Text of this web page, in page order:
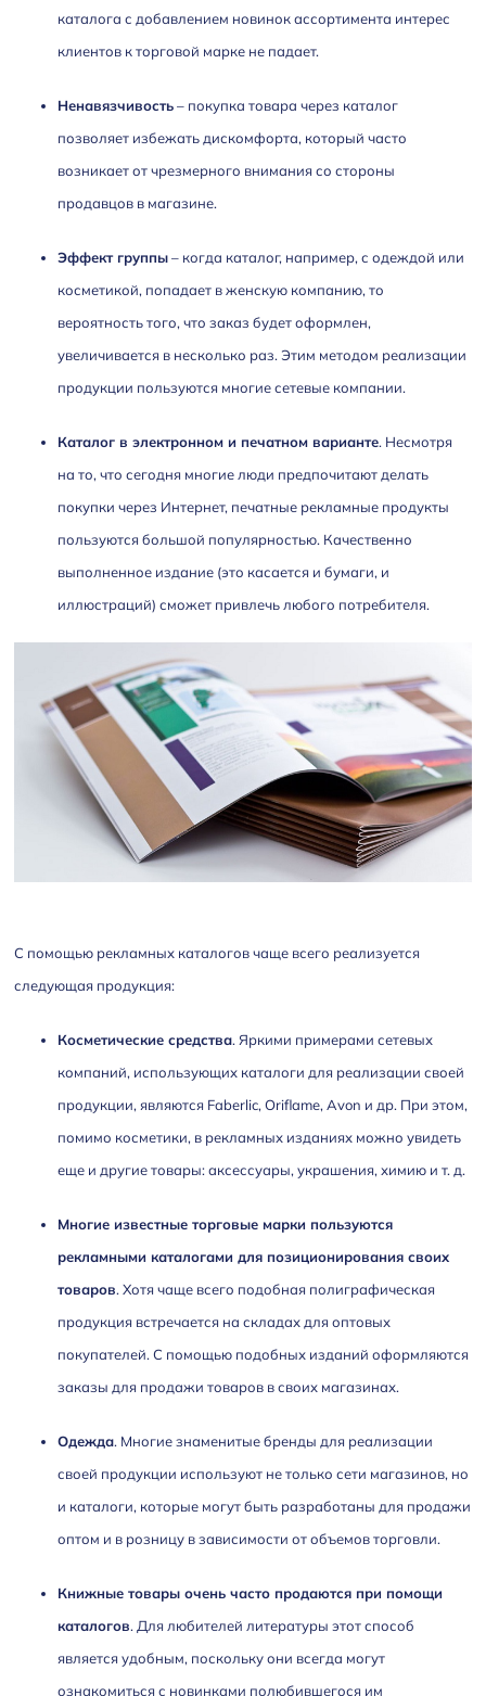
каталога с добавлением новинок ассортимента интерес
клиентов к торговой марке не падает.
Ненавязчивость– покупка товара через каталог
позволяет избежать дискомфорта, который часто
возникает от чрезмерного внимания со стороны
продавцов в магазине.
Эффект группы– когда каталог, например, с одеждой или
косметикой, попадает в женскую компанию, то
вероятность того, что заказ будет оформлен,
увеличивается в несколько раз. Этим методом реализации
продукции пользуются многие сетевые компании.
Каталог в электронном и печатном варианте. Несмотря
на то, что сегодня многие люди предпочитают делать
покупки через Интернет, печатные рекламные продукты
пользуются большой популярностью. Качественно
выполненное издание (это касается и бумаги, и
иллюстраций) сможет привлечь любого потребителя.
С помощью рекламных каталогов чаще всего реализуется
следующая продукция:
Косметические средства. Яркими примерами сетевых
компаний, использующих каталоги для реализации своей
продукции, являются Faberlic, Oriflame, Avon и др. При этом,
помимо косметики, в рекламных изданиях можно увидеть
еще и другие товары: аксессуары, украшения, химию и т. д.
Многие известные торговые марки пользуются
рекламными каталогами для позиционирования своих
товаров. Хотя чаще всего подобная полиграфическая
продукция встречается на складах для оптовых
покупателей. С помощью подобных изданий оформляются
заказы для продажи товаров в своих магазинах.
Одежда. Многие знаменитые бренды для реализации
своей продукции используют не только сети магазинов, но
и каталоги, которые могут быть разработаны для продажи
оптом и в розницу в зависимости от объемов торговли.
Книжные товары очень часто продаются при помощи
каталогов. Для любителей литературы этот способ
является удобным, поскольку они всегда могут
ознакомиться с новинками полюбившегося им